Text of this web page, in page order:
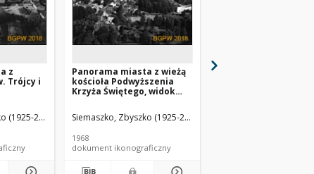
z
Trójcy i
(1925-2015).
Panorama miasta z wieżą
kościoła Podwyższenia
Krzyża Świętego, widok
południowej, Otyń
Siemaszko, Zbyszko (1925-2015).
1968
dokument ikonograficzny